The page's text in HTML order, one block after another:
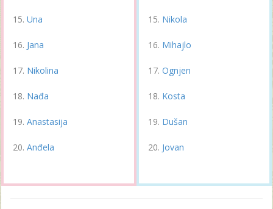
Una
Jana
Nikolina
Nađa
Anastasija
Anđela
Nikola
Mihajlo
Ognjen
Kosta
Dušan
Jovan